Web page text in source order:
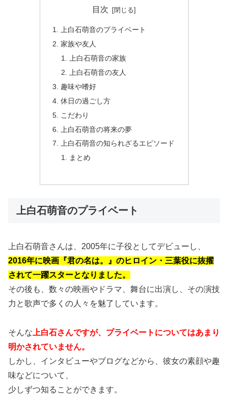
目次
上白石萌音のプライベート
家族や友人
上白石萌音の家族
上白石萌音の友人
趣味や嗜好
休日の過ごし方
こだわり
上白石萌音の将来の夢
上白石萌音の知られざるエピソード
まとめ
上白石萌音のプライベート
上白石萌音さんは、2005年に子役としてデビューし、
2016年に映画『君の名は。』のヒロイン・三葉役に抜擢
されて一躍スターとなりました。
その後も、数々の映画やドラマ、舞台に出演し、その演技
力と歌声で多くの人々を魅了しています。
そんな 上白石さんですが、プライベートについてはあまり
明かされていません。
しかし、インタビューやブログなどから、彼女の素顔や趣
味などについて、
少しずつ知ることができます。